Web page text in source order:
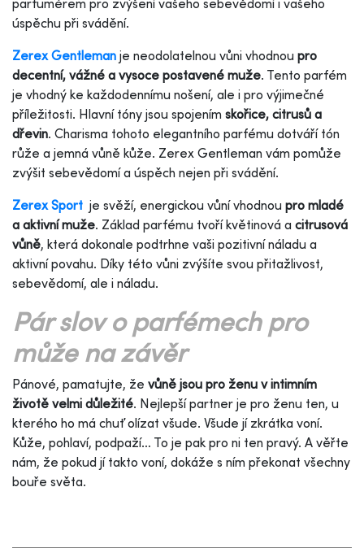
úspěchu při svádění.
Zerex Gentleman je neodolatelnou vůni vhodnou pro
decentní, vážné a vysoce postavené muže. Tento parfém
je vhodný ke každodennímu nošení, ale i pro výjimečné
příležitosti. Hlavní tóny jsou spojením skořice, citrusů a
dřevin. Charisma tohoto elegantního parfému dotváří tón
růže a jemná vůně kůže. Zerex Gentleman vám pomůže
zvýšit sebevědomí a úspěch nejen při svádění.
Zerex Sport je svěží, energickou vůní vhodnou pro mladé
a aktivní muže. Základ parfému tvoří květinová a citrusová
vůně, která dokonale podtrhne vaši pozitivní náladu a
aktivní povahu. Díky této vůni zvýšíte svou přitažlivost,
sebevědomí, ale i náladu.
Pár slov o parfémech pro
může na závěr
Pánové, pamatujte, že vůně jsou pro ženu v intimním
životě velmi důležité. Nejlepší partner je pro ženu ten, u
kterého ho má chuť olízat všude. Všude jí zkrátka voní.
Kůže, pohlaví, podpaží… To je pak pro ni ten pravý. A věřte
nám, že pokud jí takto voní, dokáže s ním překonat všechny
bouře světa.